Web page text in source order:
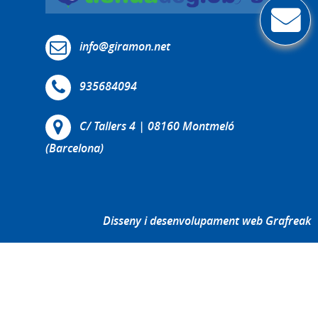
info@giramon.net
935684094
C/ Tallers 4 | 08160 Montmeló
(Barcelona)
Disseny i desenvolupament web Grafreak